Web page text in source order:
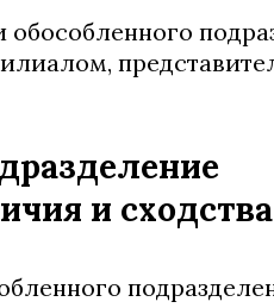
и сходства